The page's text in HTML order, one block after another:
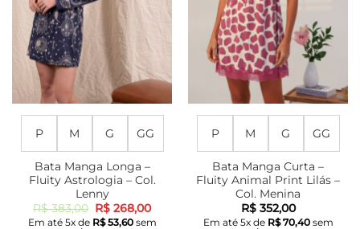
escolhidas
página
produto
escolhidas
na
página
do
produto
P M G GG
Bata Manga Longa –
Fluity Astrologia – Col.
Lenny
R$383,00 O
preço
R$ 268,00O
preço
Em até 5x de R$53,60sem
P M G GG
Bata Manga Curta –
Fluity Animal Print Lilás –
Col. Menina
R$352,00
Em até 5x de R$70,40sem